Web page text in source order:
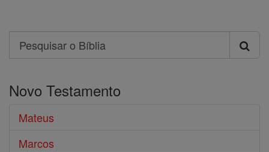
Search
Pesquisar
Bíblia
Novo Testamento
Mateus
Marcos